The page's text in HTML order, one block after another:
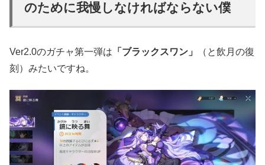
のために我慢しなければならない僕
Ver2.0のガチャ第一弾は 「ブラックスワン」
（と飲月の復
刻）みたいですね。